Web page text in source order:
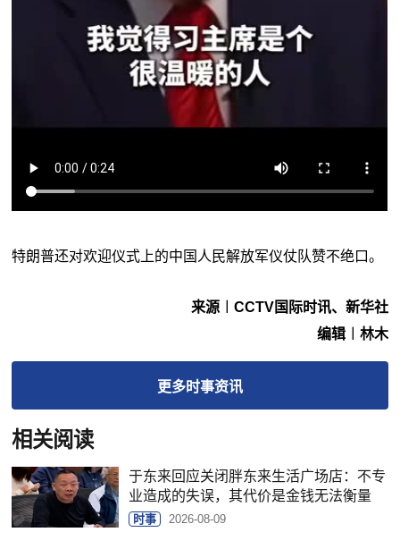
特朗普还对欢迎仪式上的中国人民解放军仪仗队赞不绝口。
来源︱CCTV国际时讯、新华社
编辑︱林木
更多时事资讯
相关阅读
于东来回应关闭胖东来生活广场店：不专
业造成的失误，其代价是金钱无法衡量
时事 2026-08-09